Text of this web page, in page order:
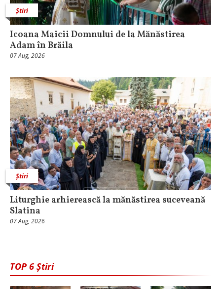
Știri
Icoana Maicii Domnului de la Mănăstirea
Adam în Brăila
07 Aug, 2026
Știri
Liturghie arhierească la mănăstirea suceveană
Slatina
07 Aug, 2026
TOP 6 Știri